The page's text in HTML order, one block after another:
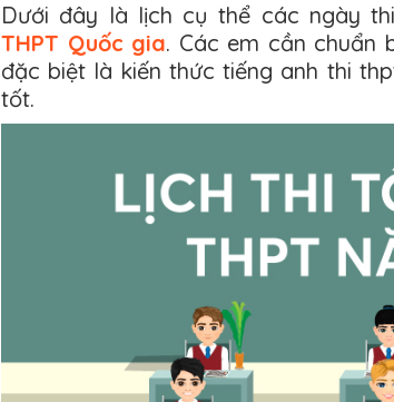
Dưới đây là lịch cụ thể các ngày
THPT Quốc gia. Các em cần chuẩn
đặc biệt là kiến thức tiếng anh thi
tốt.